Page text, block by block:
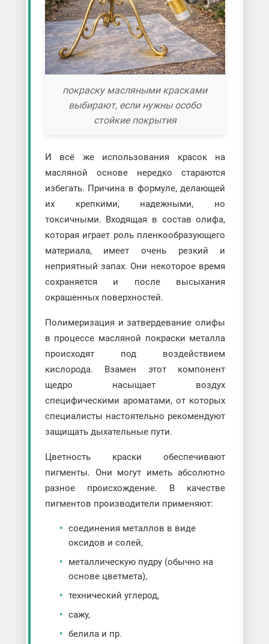
покраску масляными красками
выбирают, если нужны особо
стойкие покрытия
И всё же использования красок на
масляной основе нередко стараются
избегать. Причина в формуле, делающей
их крепкими, надежными, но
токсичными. Входящая в состав олифа,
которая играет роль пленкообразующего
материала, имеет очень резкий и
неприятный запах. Они некоторое время
сохраняется и после высыхания
окрашенных поверхностей.
Полимеризация и затвердевание олифы
в процессе масляной покраски металла
происходят под воздействием
кислорода. Взамен этот компонент
щедро насыщает воздух
специфическими ароматами, от которых
специалисты настоятельно рекомендуют
защищать дыхательные пути.
Цветность краски обеспечивают
пигменты. Они могут иметь абсолютно
разное происхождение. В качестве
пигментов производители применяют:
соединения металлов в виде
оксидов и солей,
металлическую пудру (обычно на
основе цветмета),
технический углерод,
сажу,
белила и пр.